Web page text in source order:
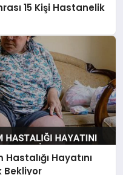
15 Kişi Hastanelik
Hayatını
Bekliyor